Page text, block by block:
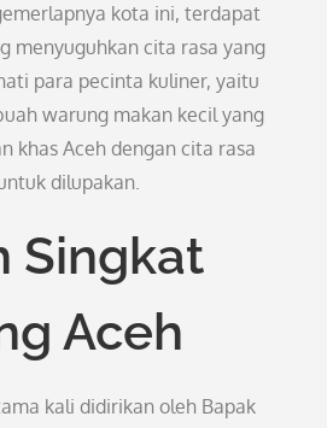
kota ini, terdapat
menyuguhkan cita rasa yang
para pecinta kuliner, yaitu
warung makan kecil yang
khas Aceh dengan cita rasa
dilupakan.
Singkat
Aceh
kali didirikan oleh Bapak